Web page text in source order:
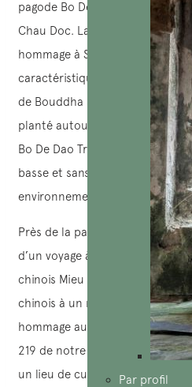
Par profil
pagode Bo De Dao Trang, juste
Chau Doc. La pagode a été
hommage à Siddhārtha
caractéristiques notables
de Bouddha sous un arbre
planté autour de la
Bo De Dao Trang se distingue
basse et sans toit, dans le but
environnement environnant.
Près de la pagode, en face du
d’un voyage à Chau Doc, vous
chinois Mieu Quan De. Il a été
chinois à un moment donné au
hommage au légendaire
219 de notre ère). Non
un lieu de culte et de prière actif,